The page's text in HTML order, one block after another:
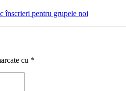
înscrieri pentru grupele noi
cu *